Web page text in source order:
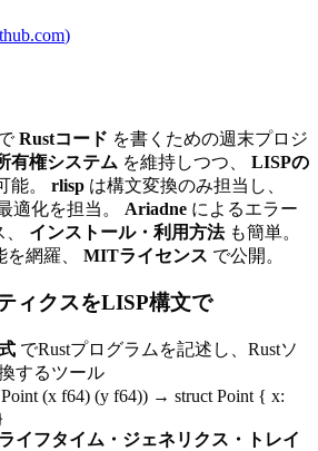
)
Rustコード を書くための週末プロジ
有権システム を維持しつつ、 LISPの
能。 rlisp は構文変換のみ担当し、
適化を担当。 Ariadne によるエラー
インストール・利用方法も簡単。
を網羅、 MITライセンス で公開。
ィクスをLISP構文で
でRustプログラムを記述し、Rustソ
するツール
(x f64) (y f64)) → struct Point { x:
イフタイム・ジェネリクス・トレイ